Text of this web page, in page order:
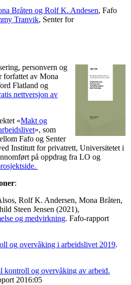
Bråten og Rolf K. Andesen, Fafo
Tranvik, Senter for
personvern og
forfattet av Mona
Flatland og
nettversjon av
«Makt og
», som
Fafo og Senter
Institutt for privatrett, Universitetet i
på oppdrag fra LO og
:
Rolf K. Andersen, Mona Bråten,
Steen Jensen (2021),
og medvirkning. Fafo-rapport
og overvåking i arbeidslivet 2019.
kontroll og overvåking av arbeid.
2016:05